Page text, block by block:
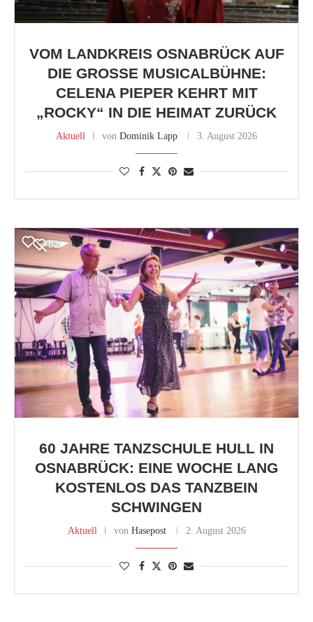
VOM LANDKREIS OSNABRÜCK AUF
DIE GROSSE MUSICALBÜHNE: C
ELENA PIEPER KEHRT MIT „
ROCKY“ IN DIE HEIMAT ZURÜCK
Aktuell von Dominik Lapp 3. August 2026
82
60 JAHRE TANZSCHULE HULL IN
OSNABRÜCK: EINE WOCHE LANG
KOSTENLOS DAS TANZBEIN
SCHWINGEN
Aktuell von Hasepost 2. August 2026